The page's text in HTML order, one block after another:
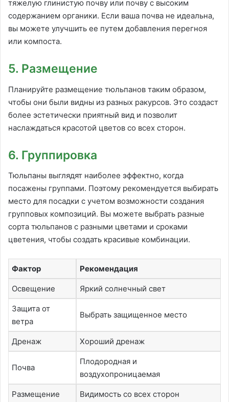
тяжелую глинистую почву или почву с высоким
содержанием органики. Если ваша почва не идеальна,
вы можете улучшить ее путем добавления перегноя
или компоста.
5. Размещение
Планируйте размещение тюльпанов таким образом,
чтобы они были видны из разных ракурсов. Это создаст
более эстетически приятный вид и позволит
наслаждаться красотой цветов со всех сторон.
6. Группировка
Тюльпаны выглядят наиболее эффектно, когда
посажены группами. Поэтому рекомендуется выбирать
место для посадки с учетом возможности создания
групповых композиций. Вы можете выбрать разные
сорта тюльпанов с разными цветами и сроками
цветения, чтобы создать красивые комбинации.
Фактор Рекомендация
Освещение Яркий солнечный свет
Защита от
ветра
Выбрать защищенное место
Дренаж Хороший дренаж
Почва
Плодородная и
воздухопроницаемая
Размещение Видимость со всех сторон